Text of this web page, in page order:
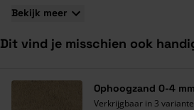
Bekijk meer
Dit vind je misschien ook
Ophoogzand 0-4 mm
Verkrijgbaar in 3